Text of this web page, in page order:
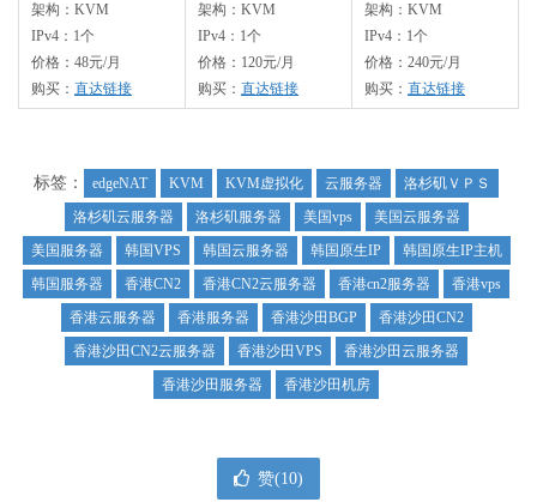
架构：KVM
IPv4：1个
价格：48元/月
购买： 直达链接
架构：KVM
IPv4：1个
价格：120元/月
购买： 直达链接
架构：KVM
IPv4：1个
价格：240元/月
购买： 直达链接
标签： edgeNAT KVM KVM虚拟化 云服务器
洛杉矶ＶＰＳ
洛杉矶云服务器
洛杉矶服务器 美国vps
美国云服务器
美国服务器
韩国VPS 韩国云服务器 韩国原生IP
韩国原生IP主机
韩国服务器
香港CN2 香港CN2云服务器 香港cn2服务器
香港vps
香港云服务器
香港服务器 香港沙田BGP
香港沙田CN2
香港沙田CN2云服务器
香港沙田VPS
香港沙田云服务器
香港沙田服务器
香港沙田机房
赞(10)